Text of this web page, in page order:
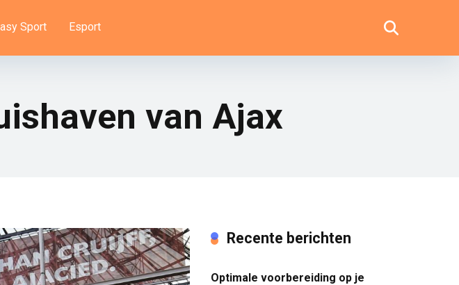
Sport Esport
van Ajax
Recente berichten
Optimale voorbereiding op je